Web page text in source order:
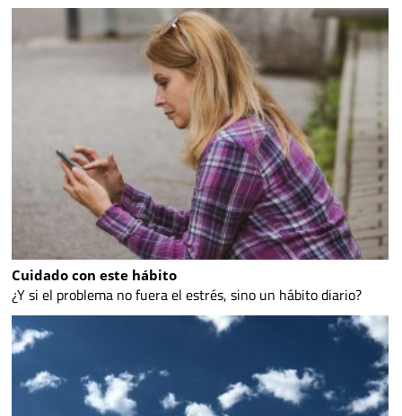
Cuidado con este hábito
¿Y si el problema no fuera el estrés, sino un hábito diario?